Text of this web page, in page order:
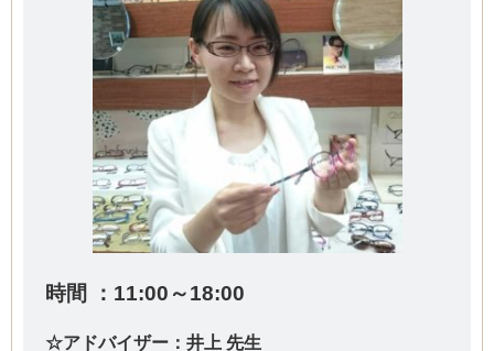
時間 ：11:00～18:00
☆アドバイザー：井上 先生